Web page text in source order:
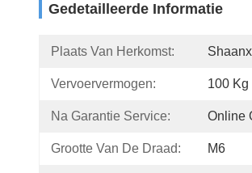
Gedetailleerde Informatie
Plaats Van Herkomst:
Vervoervermogen: 100 Kg
Na Garantie Service: Online
Grootte Van De Draad: M6